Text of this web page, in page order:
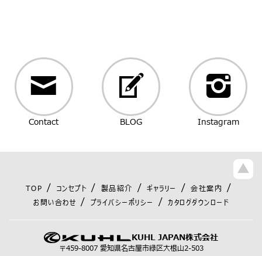
Contact BLOG Instagram
TOP コンセプト 製品紹介 ギャラリー
会社案内
お問い合わせ
プライバシーポリシー カタログダウンロード
KUHL JAPAN株式会社
〒459-8007 愛知県名古屋市緑区大根山2-503